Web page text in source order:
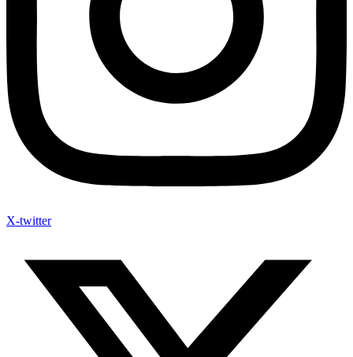
X-twitter